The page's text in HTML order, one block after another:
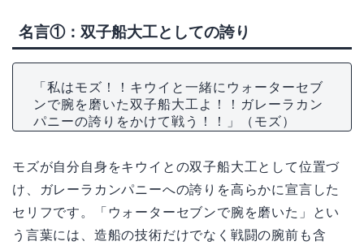
名言①：双子船大工としての誇り
「私はモズ！！キウイと一緒にウォーターセブ
ンで腕を磨いた双子船大工よ！！ガレーラカン
パニーの誇りをかけて戦う！！」（モズ）
モズが自分自身をキウイとの双子船大工として位置づ
け、ガレーラカンパニーへの誇りを高らかに宣言した
セリフです。「ウォーターセブンで腕を磨いた」とい
う言葉には、造船の技術だけでなく戦闘の腕前も含